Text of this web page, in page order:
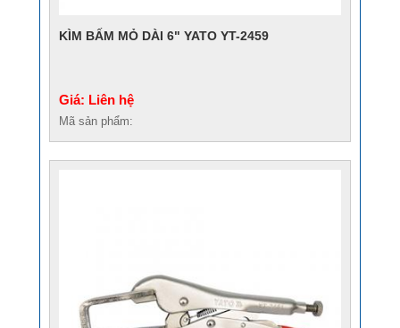
KÌM BẤM MỎ DÀI 6" YATO YT-2459
Giá: Liên hệ
Mã sản phẩm: